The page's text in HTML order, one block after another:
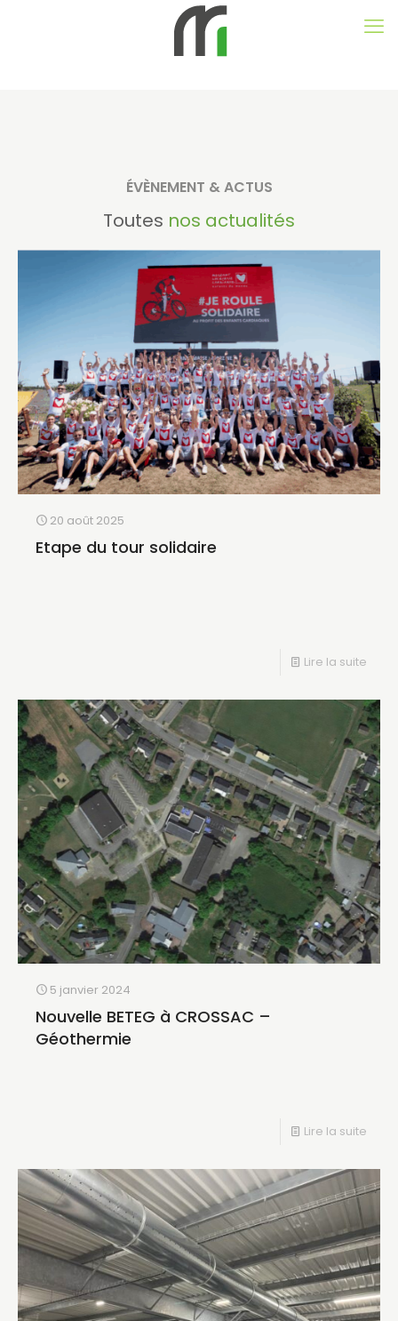
ÉVÈNEMENT & ACTUS
Toutes nos actualités
20 août 2025
Etape du tour solidaire
Lire la suite
5 janvier 2024
Nouvelle BETEG à CROSSAC –
Géothermie
Lire la suite